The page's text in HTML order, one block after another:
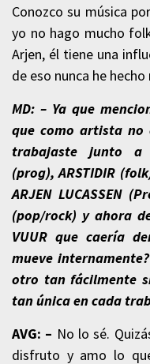
Conozco su música
yo no hago mucho
Arjen, él tiene una
de eso nunca he
MD: – Ya que
que como artista no
trabajaste junto a
(prog), ARSTIDIR
ARJEN LUCASSEN
(pop/rock) y ahora
VUUR que caería
mueve
otro tan fácilmente
tan única en cada
AVG: – No lo sé.
disfruto y amo lo